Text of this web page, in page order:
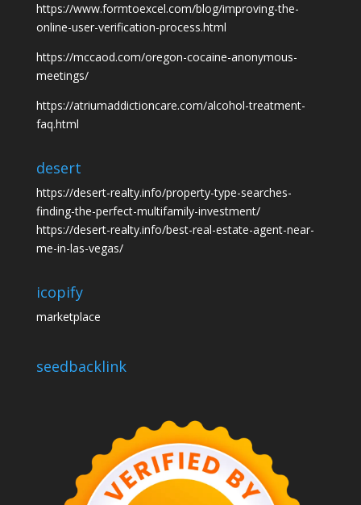
https://www.formtoexcel.com/blog/improving-the-
online-user-verification-process.html
https://mccaod.com/oregon-cocaine-anonymous-
meetings/
https://atriumaddictioncare.com/alcohol-treatment-
faq.html
desert
https://desert-realty.info/property-type-searches-
finding-the-perfect-multifamily-investment/
https://desert-realty.info/best-real-estate-agent-near-
me-in-las-vegas/
icopify
marketplace
seedbacklink